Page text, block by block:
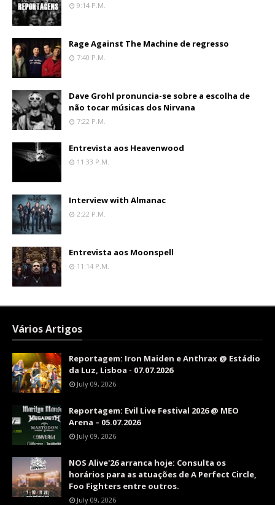
9:14 P.m.
Rage Against The Machine de regresso
7:40 P.m.
Dave Grohl pronuncia-se sobre a escolha de
não tocar músicas dos Nirvana
7:22 P.m.
Entrevista aos Heavenwood
11:33 P.m.
Interview with Almanac
2:22 P.m.
Entrevista aos Moonspell
11:14 P.m.
Vários Artigos
Reportagem: Iron Maiden e Anthrax @ Estádio
da Luz, Lisboa - 07.07.2026
July 09, 2026
Reportagem: Evil Live Festival 2026 @ MEO
Arena – 05.07.2026
July 09, 2026
NOS Alive'26 arranca hoje: Consulta os
horários para as atuações de A Perfect Circle,
Foo Fighters entre outros.
July 09, 2026